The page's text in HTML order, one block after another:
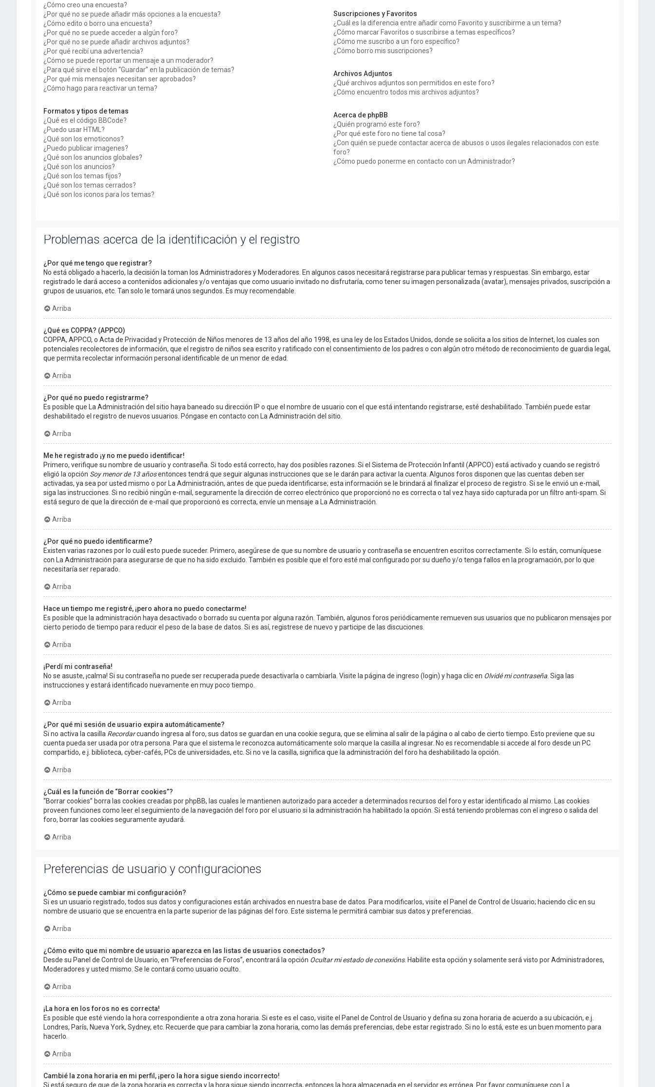
¿Cómo creo una encuesta?
¿Por qué no se puede añadir más opciones a la encuesta?
¿Cómo edito o borro una encuesta?
¿Por qué no se puede acceder a algún foro?
¿Por qué no se puede añadir archivos adjuntos?
¿Por qué recibí una advertencia?
¿Cómo se puede reportar un mensaje a un moderador?
¿Para qué sirve el botón “Guardar” en la publicación de temas?
¿Por qué mis mensajes necesitan ser aprobados?
¿Cómo hago para reactivar un tema?
Formatos y tipos de temas
¿Qué es el código BBCode?
¿Puedo usar HTML?
¿Qué son los emoticonos?
¿Puedo publicar imagenes?
¿Qué son los anuncios globales?
¿Qué son los anuncios?
¿Qué son los temas fijos?
¿Qué son los temas cerrados?
¿Qué son los iconos para los temas?
Suscripciones y Favoritos
¿Cuál es la diferencia entre añadir como Favorito y suscribirme a un tema?
¿Cómo marcar Favoritos o suscribirse a temas específicos?
¿Cómo me suscribo a un foro específico?
¿Cómo borro mis suscripciones?
Archivos Adjuntos
¿Qué archivos adjuntos son permitidos en este foro?
¿Cómo encuentro todos mis archivos adjuntos?
Acerca de phpBB
¿Quién programó este foro?
¿Por qué este foro no tiene tal cosa?
¿Con quién se puede contactar acerca de abusos o usos ilegales relacionados con este
foro?
¿Cómo puedo ponerme en contacto con un Administrador?
Problemas acerca de la identificación y el registro
¿Por qué me tengo que registrar?
No está obligado a hacerlo, la decisión la toman los Administradores y Moderadores. En algunos casos necesitará registrarse para publicar temas y respuestas. Sin embargo, estar
registrado le dará acceso a contenidos adicionales y/o ventajas que como usuario invitado no disfrutaría, como tener su imagen personalizada (avatar), mensajes privados, suscripción a
grupos de usuarios, etc. Tan solo le tomará unos segundos. Es muy recomendable.
Arriba
¿Qué es COPPA? (APPCO)
COPPA, APPCO, o Acta de Privacidad y Protección de Niños menores de 13 años del año 1998, es una ley de los Estados Unidos, donde se solicita a los sitios de Internet, los cuales son
potenciales recolectores de información, que el registro de niños sea escrito y ratificado con el consentimiento de los padres o con algún otro método de reconocimiento de guardia legal,
que permita recolectar información personal identificable de un menor de edad.
Arriba
¿Por qué no puedo registrarme?
Es posible que La Administración del sitio haya baneado su dirección IP o que el nombre de usuario con el que está intentando registrarse, esté deshabilitado. También puede estar
deshabilitado el registro de nuevos usuarios. Póngase en contacto con La Administración del sitio.
Arriba
Me he registrado ¡y no me puedo identificar!
Primero, verifique su nombre de usuario y contraseña. Si todo está correcto, hay dos posibles razones. Si el Sistema de Protección Infantil (APPCO) está activado y cuando se registró
eligió la opción Soy menor de 13 añosentonces tendrá que seguir algunas instrucciones que se le darán para activar la cuenta. Algunos foros disponen que las cuentas deben ser
activadas, ya sea por usted mismo o por La Administración, antes de que pueda identificarse; esta información se le brindará al finalizar el proceso de registro. Si se le envió un e-mail,
siga las instrucciones. Si no recibió ningún e-mail, seguramente la dirección de correo electrónico que proporcionó no es correcta o tal vez haya sido capturada por un filtro anti-spam. Si
está seguro de que la dirección de e-mail que proporcionó es correcta, envíe un mensaje a La Administración.
Arriba
¿Por qué no puedo identificarme?
Existen varias razones por lo cuál esto puede suceder. Primero, asegúrese de que su nombre de usuario y contraseña se encuentren escritos correctamente. Si lo están, comuníquese
con La Administración para asegurarse de que no ha sido excluido. También es posible que el foro esté mal configurado por su dueño y/o tenga fallos en la programación, por lo que
necesitaría ser reparado.
Arriba
Hace un tiempo me registré, ¡pero ahora no puedo conectarme!
Es posible que la administración haya desactivado o borrado su cuenta por alguna razón. También, algunos foros periódicamente remueven sus usuarios que no publicaron mensajes por
cierto periodo de tiempo para reducir el peso de la base de datos. Si es así, registrese de nuevo y participe de las discuciones.
Arriba
¡Perdí mi contraseña!
No se asuste, ¡calma! Si su contraseña no puede ser recuperada puede desactivarla o cambiarla. Visite la página de ingreso (login) y haga clic en Olvidé mi contraseña. Siga las
instrucciones y estará identificado nuevamente en muy poco tiempo.
Arriba
¿Por qué mi sesión de usuario expira automáticamente?
Si no activa la casilla Recordarcuando ingresa al foro, sus datos se guardan en una cookie segura, que se elimina al salir de la página o al cabo de cierto tiempo. Esto previene que su
cuenta pueda ser usada por otra persona. Para que el sistema le reconozca automáticamente solo marque la casilla al ingresar. No es recomendable si accede al foro desde un PC
compartido, e.j. biblioteca, cyber-cafés, PCs de universidades, etc. Si no ve la casilla, significa que la administración del foro ha deshabilitado la opción.
Arriba
¿Cuál es la función de “Borrar cookies”?
“Borrar cookies” borra las cookies creadas por phpBB, las cuales le mantienen autorizado para acceder a determinados recursos del foro y estar identificado al mismo. Las cookies
proveen funciones como leer el seguimiento de la navegación del foro por el usuario si la administración ha habilitado la opción. Si está teniendo problemas con el ingreso o salida del
foro, borrar las cookies seguramente ayudará.
Arriba
Preferencias de usuario y configuraciones
¿Cómo se puede cambiar mi configuración?
Si es un usuario registrado, todos sus datos y configuraciones están archivados en nuestra base de datos. Para modificarlos, visite el Panel de Control de Usuario; haciendo clic en su
nombre de usuario que se encuentra en la parte superior de las páginas del foro. Este sistema le permitirá cambiar sus datos y preferencias.
Arriba
¿Cómo evito que mi nombre de usuario aparezca en las listas de usuarios conectados?
Desde su Panel de Control de Usuario, en “Preferencias de Foros”, encontrará la opción Ocultar mi estado de conexións. Habilite esta opción y solamente será visto por Administradores,
Moderadores y usted mismo. Se le contará como usuario oculto.
Arriba
¡La hora en los foros no es correcta!
Es posible que esté viendo la hora correspondiente a otra zona horaria. Si este es el caso, visite el Panel de Control de Usuario y defina su zona horaria de acuerdo a su ubicación, e.j.
Londres, París, Nueva York, Sydney, etc. Recuerde que para cambiar la zona horaria, como las demás preferencias, debe estar registrado. Si no lo está, este es un buen momento para
hacerlo.
Arriba
Cambié la zona horaria en mi perfil, ¡pero la hora sigue siendo incorrecto!
Si está seguro de que de la zona horaria es correcta y la hora sigue siendo incorrecta, entonces la hora almacenada en el servidor es errónea. Por favor comuníquese con La